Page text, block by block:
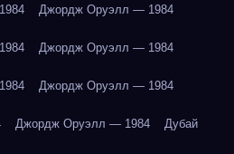
Джордж Оруэлл — 1984
Джордж Оруэлл — 1984
Джордж Оруэлл — 1984
Джордж Оруэлл — 1984 Дубай